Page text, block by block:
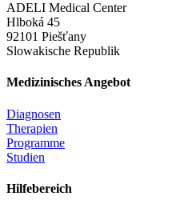
ADELI Medical Center
Hlboká 45
92101 Piešťany
Slowakische Republik
Medizinisches Angebot
Diagnosen
Therapien
Programme
Studien
Hilfebereich